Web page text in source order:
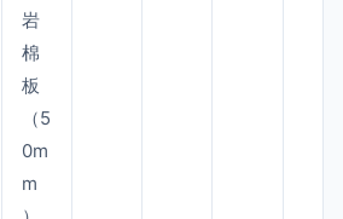
岩
棉
板
（5
0m
m